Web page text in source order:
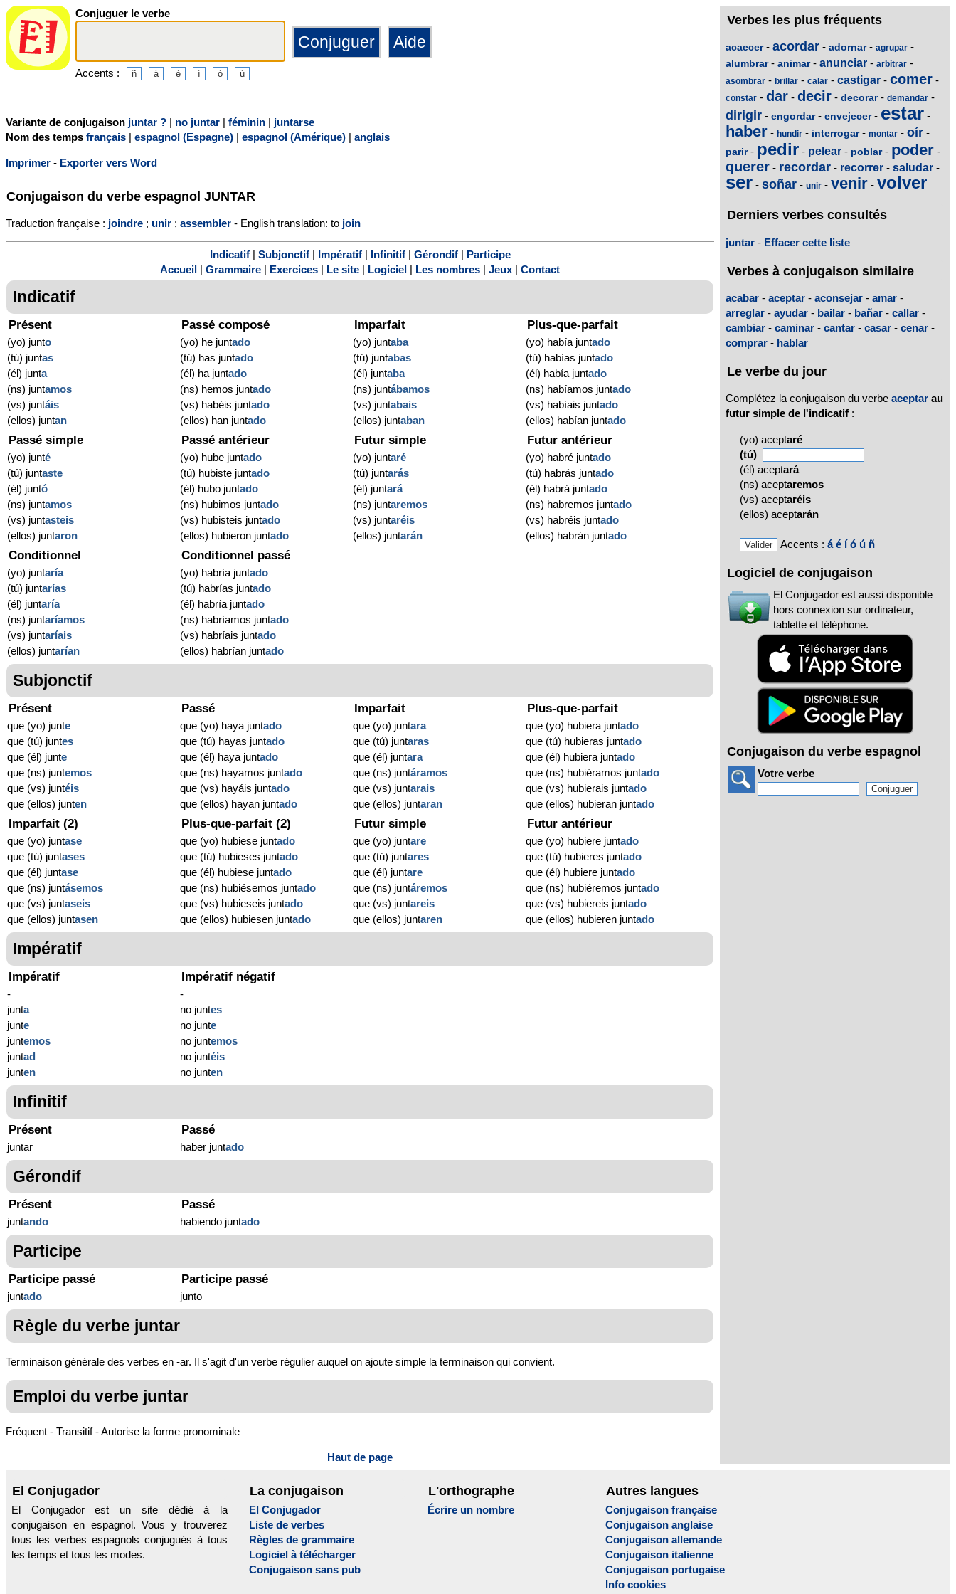
Conjuguer le verbe
Accents :
Variante de conjugaison juntar ? | no juntar | féminin | juntarse
Nom des temps français | espagnol (Espagne) | espagnol (Amérique) | anglais
Imprimer - Exporter vers Word
Conjugaison du verbe espagnol JUNTAR
Traduction française : joindre ; unir ; assembler - English translation: to join
Indicatif| Subjonctif| Impératif| Infinitif| Gérondif|
Participe
Accueil
Grammaire Exercices Le site Logiciel Les nombres Jeux Contact
Indicatif
Présent
(yo) junto
(tú) juntas
(él) junta
(ns) juntamos
(vs) juntáis
(ellos) juntan
Passé composé
(yo) he juntado
(tú) has juntado
(él) ha juntado
(ns) hemos juntado
(vs) habéis juntado
(ellos) han juntado
Imparfait
(yo) juntaba
(tú) juntabas
(él) juntaba
(ns) juntábamos
(vs) juntabais
(ellos) juntaban
Plus-que-parfait
(yo) había juntado
(tú) habías juntado
(él) había juntado
(ns) habíamos juntado
(vs) habíais juntado
(ellos) habían juntado
Passé simple
(yo) junté
(tú) juntaste
(él) juntó
(ns) juntamos
(vs) juntasteis
(ellos) juntaron
Passé antérieur
(yo) hube juntado
(tú) hubiste juntado
(él) hubo juntado
(ns) hubimos juntado
(vs) hubisteis juntado
(ellos) hubieron juntado
Futur simple
(yo) juntaré
(tú) juntarás
(él) juntará
(ns) juntaremos
(vs) juntaréis
(ellos) juntarán
Futur antérieur
(yo) habré juntado
(tú) habrás juntado
(él) habrá juntado
(ns) habremos juntado
(vs) habréis juntado
(ellos) habrán juntado
Conditionnel
(yo) juntaría
(tú) juntarías
(él) juntaría
(ns) juntaríamos
(vs) juntaríais
(ellos) juntarían
Conditionnel passé
(yo) habría juntado
(tú) habrías juntado
(él) habría juntado
(ns) habríamos juntado
(vs) habríais juntado
(ellos) habrían juntado
Subjonctif
Présent
que (yo) junte
que (tú) juntes
que (él) junte
que (ns) juntemos
que (vs) juntéis
que (ellos) junten
Passé
que (yo) haya juntado
que (tú) hayas juntado
que (él) haya juntado
que (ns) hayamos juntado
que (vs) hayáis juntado
que (ellos) hayan juntado
Imparfait
que (yo) juntara
que (tú) juntaras
que (él) juntara
que (ns) juntáramos
que (vs) juntarais
que (ellos) juntaran
Plus-que-parfait
que (yo) hubiera juntado
que (tú) hubieras juntado
que (él) hubiera juntado
que (ns) hubiéramos juntado
que (vs) hubierais juntado
que (ellos) hubieran juntado
Imparfait (2)
que (yo) juntase
que (tú) juntases
que (él) juntase
que (ns) juntásemos
que (vs) juntaseis
que (ellos) juntasen
Plus-que-parfait (2)
que (yo) hubiese juntado
que (tú) hubieses juntado
que (él) hubiese juntado
que (ns) hubiésemos juntado
que (vs) hubieseis juntado
que (ellos) hubiesen juntado
Futur simple
que (yo) juntare
que (tú) juntares
que (él) juntare
que (ns) juntáremos
que (vs) juntareis
que (ellos) juntaren
Futur antérieur
que (yo) hubiere juntado
que (tú) hubieres juntado
que (él) hubiere juntado
que (ns) hubiéremos juntado
que (vs) hubiereis juntado
que (ellos) hubieren juntado
Impératif
Impératif
-
junta
junte
juntemos
juntad
junten
Impératif négatif
-
no juntes
no junte
no juntemos
no juntéis
no junten
Infinitif
Présent
juntar
Passé
haber juntado
Gérondif
Présent
juntando
Passé
habiendo juntado
Participe
Participe passé
juntado
Participe passé
junto
Règle du verbe juntar
Terminaison générale des verbes en -ar. Il s'agit d'un verbe régulier auquel on ajoute simple la terminaison qui convient.
Emploi du verbe juntar
Fréquent - Transitif - Autorise la forme pronominale
Haut de page
Verbes les plus fréquents
acaecer- acordar - adornar- agrupar -
alumbrar- animar- anunciar - arbitrar -
asombrar - brillar - calar - castigar - comer -
constar - dar - decir - decorar- demandar -
dirigir - engordar- envejecer- estar -
haber - hundir - interrogar- montar - oír -
parir- pedir - pelear - poblar- poder -
querer - recordar - recorrer - saludar -
ser - soñar - unir - venir - volver
Derniers verbes consultés
juntar - Effacer cette liste
Verbes à conjugaison similaire
acabar - aceptar - aconsejar - amar -
arreglar - ayudar - bailar - bañar - callar -
cambiar - caminar - cantar - casar - cenar -
comprar - hablar
Le verbe du jour
Complétez la conjugaison du verbe aceptar au
futur simple de l'indicatif :
(yo) aceptaré
(tú)
(él) aceptará
(ns) aceptaremos
(vs) aceptaréis
(ellos) aceptarán
Accents : á é í ó ú ñ
Logiciel de conjugaison
El Conjugador est aussi disponible
hors connexion sur ordinateur,
tablette et téléphone.
Conjugaison du verbe espagnol
Votre verbe
El Conjugador
El Conjugador est un site dédié à la
conjugaison en espagnol. Vous y trouverez
tous les verbes espagnols conjugués à tous
les temps et tous les modes.
La conjugaison
El Conjugador
Liste de verbes
Règles de grammaire
Logiciel à télécharger
Conjugaison sans pub
L'orthographe
Écrire un nombre
Autres langues
Conjugaison française
Conjugaison anglaise
Conjugaison allemande
Conjugaison italienne
Conjugaison portugaise
Info cookies